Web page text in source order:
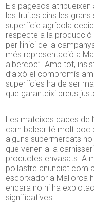
Els pagesos atribueixen
les fruites dins les
superfície agrícola
respecte a la producció
per l’inici de la
més representació a
albercoc”. Amb tot,
d’això el compromís
superfícies ha de ser
que garanteixi preus
Les mateixes dades de
carn balear té molt poc
alguns supermercats
que venen a la
productes envasats. A
pollastre anunciat com
escorxador a Mallorca
encara no hi ha
significatives.